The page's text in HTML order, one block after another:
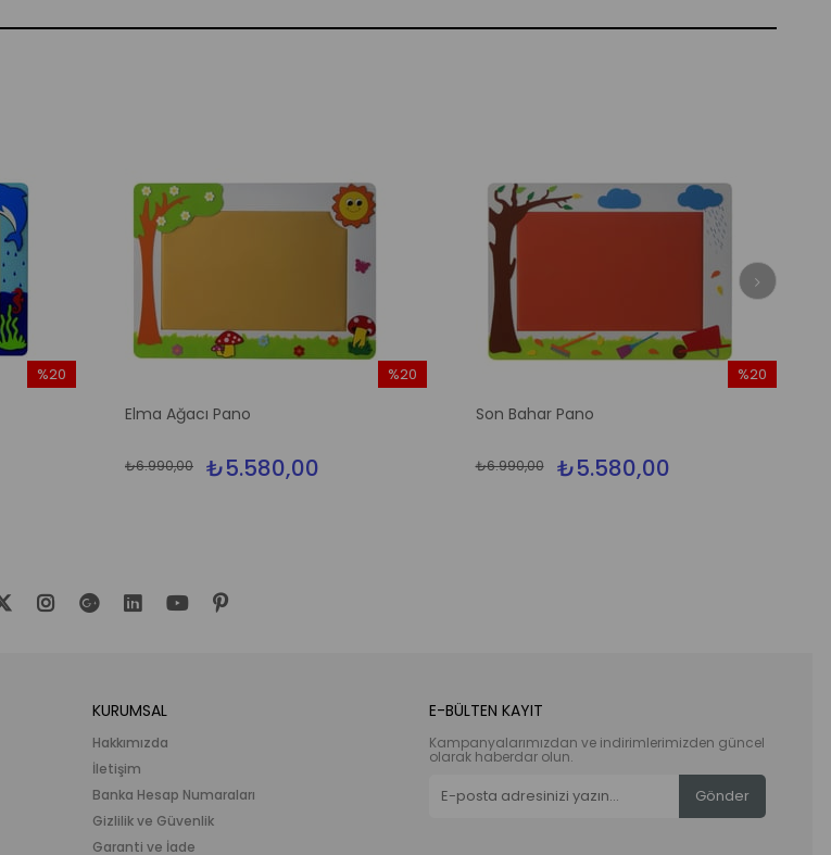
%20
Elma Ağacı Pano
₺5.580,00
₺6.990,00
%20
Son Bahar Pano
₺5.580,00
₺6.990,00
%20
KURUMSAL
Hakkımızda
İletişim
Banka Hesap Numaraları
Gizlilik ve Güvenlik
Garanti ve İade
E-BÜLTEN KAYIT
Kampanyalarımızdan ve indirimlerimizden güncel
olarak haberdar olun.
Gönder